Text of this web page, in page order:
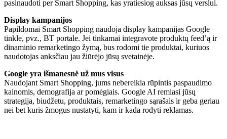
pasinaudoti per Smart Shopping, kas yratiesiog auksas jūsų verslui.
Display kampanijos
Papildomai Smart Shopping naudoja display kampanijas Google
tinkle, pvz., BT portale. Jei tinkamai integravote produktų feed’ą ir
dinaminio remarketingo žymą, bus rodomi tie produktai, kuriuos
naudotojas anksčiau jau žiūrėjo jūsų svetainėje.
Google yra išmanesnė už mus visus
Naudojant Smart Shopping, jums nebereikia rūpintis paspaudimo
kainomis, demografija ar pomėgiais. Google AI remiasi jūsų
strategija, biudžetu, produktais, remarketingo sąrašais ir geba geriau
nei bet kuris žmogus nustatyti, kam ir kada rodyti reklamas.